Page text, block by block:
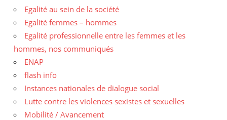
Egalité au sein de la société
Egalité femmes – hommes
Egalité professionnelle entre les femmes et les
hommes, nos communiqués
ENAP
flash info
Instances nationales de dialogue social
Lutte contre les violences sexistes et sexuelles
Mobilité / Avancement